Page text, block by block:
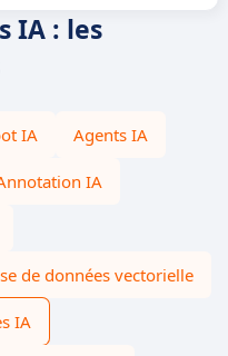
IA : les
IA Agents IA
IA
de données vectorielle
IA